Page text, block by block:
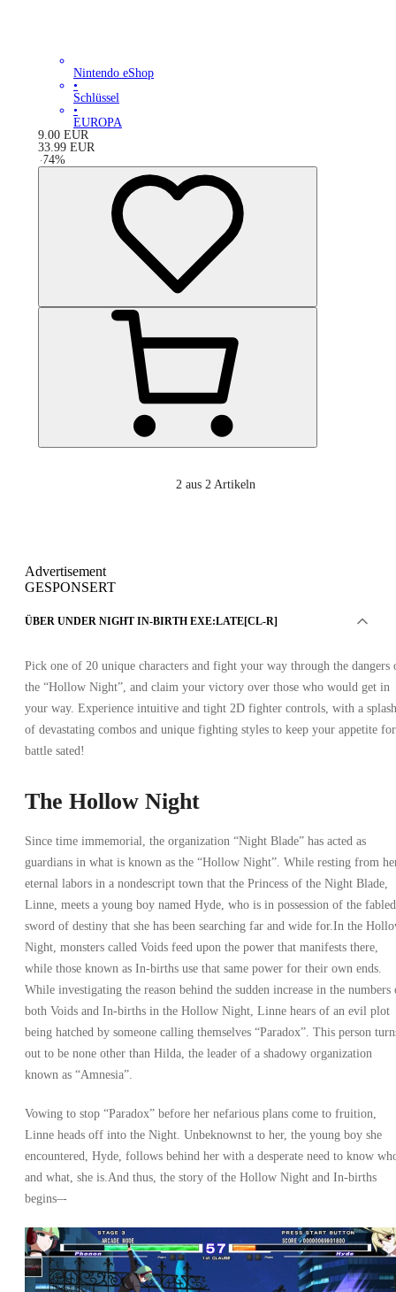
Nintendo eShop
•
Schlüssel
•
EUROPA
9.00 EUR
33.99 EUR
-74%
2 aus 2 Artikeln
Advertisement
GESPONSERT
ÜBER UNDER NIGHT IN-BIRTH EXE:LATE[CL-R]
Pick one of 20 unique characters and fight your way through the dangers
the “Hollow Night”, and claim your victory over those who would get in
your way. Experience intuitive and tight 2D fighter controls, with a splash
of devastating combos and unique fighting styles to keep your appetite for
battle sated!
The Hollow Night
Since time immemorial, the organization “Night Blade” has acted as
guardians in what is known as the “Hollow Night”. While resting from
eternal labors in a nondescript town that the Princess of the Night Blade,
Linne, meets a young boy named Hyde, who is in possession of the fabled
sword of destiny that she has been searching far and wide for.In the
Night, monsters called Voids feed upon the power that manifests there,
while those known as In-births use that same power for their own ends.
While investigating the reason behind the sudden increase in the numbers
both Voids and In-births in the Hollow Night, Linne hears of an evil plot
being hatched by someone calling themselves “Paradox”. This person
out to be none other than Hilda, the leader of a shadowy organization
known as “Amnesia”.
Vowing to stop “Paradox” before her nefarious plans come to fruition,
Linne heads off into the Night. Unbeknownst to her, the young boy she
encountered, Hyde, follows behind her with a desperate need to know
and what, she is.And thus, the story of the Hollow Night and In-births
begins–-